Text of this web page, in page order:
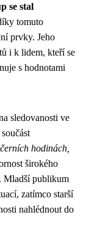
se stal
tomuto
prvky. Jeho
i k lidem, kteří se
s hodnotami
sledovanosti ve
hodinách,
širokého
Mladší publikum
zatímco starší
nahlédnout do